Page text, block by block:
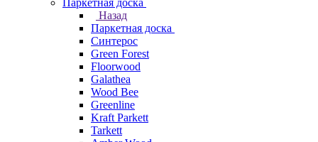
Паркетная доска
Назад
Паркетная доска
Синтерос
Green Forest
Floorwood
Galathea
Wood Bee
Greenline
Kraft Parkett
Tarkett